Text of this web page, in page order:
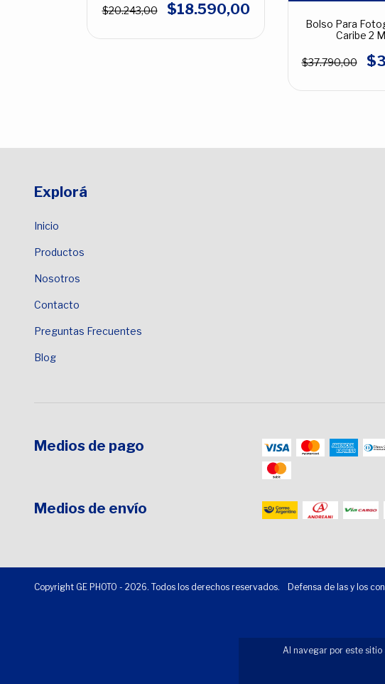
Al navegar por este sitio
$20.243,00 $18.590,00
Bolso Para
Caribe 2
$37.790,00
Explorá
Inicio
Productos
Nosotros
Contacto
Preguntas Frecuentes
Blog
Medios de pago
Medios de envío
Copyright GE PHOTO - 2026. Todos los derechos reservados. Defensa de las y los